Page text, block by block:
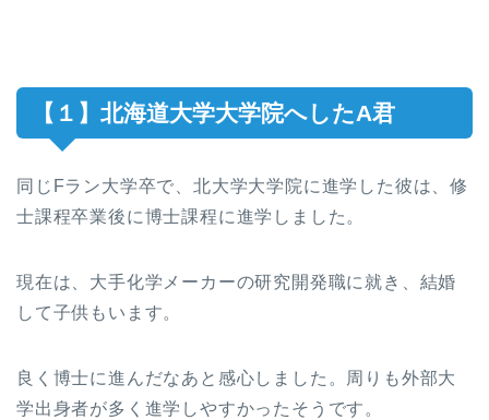
【１】北海道大学大学院へしたA君
同じFラン大学卒で、北大学大学院に進学した彼は、修
士課程卒業後に博士課程に進学しました。
現在は、大手化学メーカーの研究開発職に就き、結婚
して子供もいます。
良く博士に進んだなあと感心しました。周りも外部大
学出身者が多く進学しやすかったそうです。